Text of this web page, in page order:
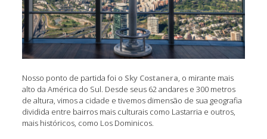
Nosso ponto de partida foi o Sky Costanera, o mirante mais
alto da América do Sul. Desde seus 62 andares e 300 metros
de altura, vimos a cidade e tivemos dimensão de sua geografia
dividida entre bairros mais culturais como Lastarria e outros,
mais históricos, como Los Dominicos.